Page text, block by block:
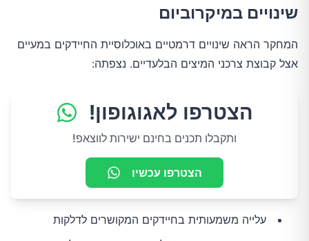
שינויים במיקרוביום
המחקר הראה שינויים דרמטיים באוכלוסיית החיידקים במעיים
אצל קבוצת צרכני המיצים הבלעדיים. נצפתה:
הצטרפו לאגוגופון!
ותקבלו תכנים בחינם ישירות לווצאפ!
הצטרפו עכשיו
עלייה משמעותית בחיידקים המקושרים לדלקות